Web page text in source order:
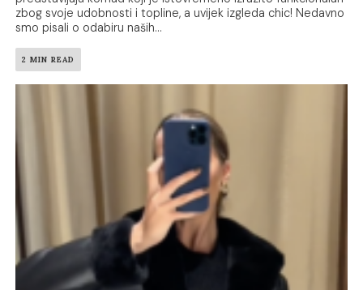
zbog svoje udobnosti i topline, a uvijek izgleda chic! Nedavno
smo pisali o odabiru naših...
2 MIN READ